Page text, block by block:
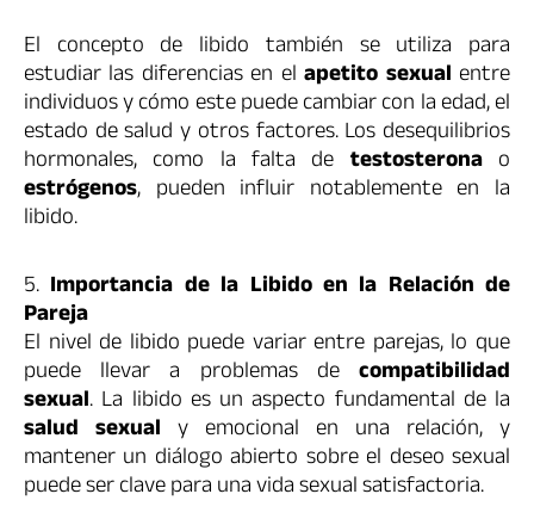
El concepto de libido también se utiliza para
estudiar las diferencias en elapetito sexual entre
individuos y cómo este puede cambiar con la edad, el
estado de salud y otros factores. Los desequilibrios
hormonales, como la falta de testosteronao
estrógenos, pueden influir notablemente en la
libido.
5. Importancia de la Libido en la Relación de
Pareja
El nivel de libido puede variar entre parejas, lo que
puede llevar a problemas de compatibilidad
sexual. La libido es un aspecto fundamental de la
salud sexual y emocional en una relación, y
mantener un diálogo abierto sobre el deseo sexual
puede ser clave para una vida sexual satisfactoria.